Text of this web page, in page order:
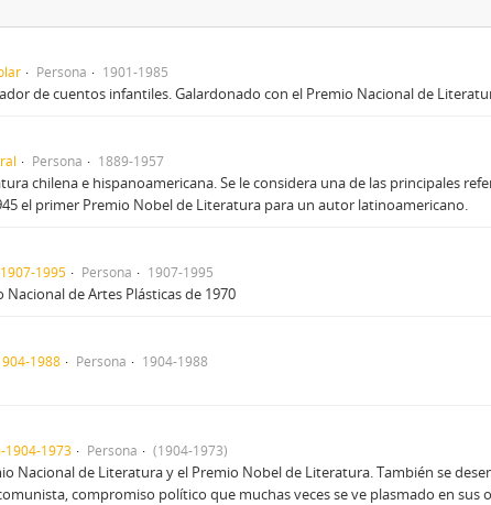
Persona 1901-1985
de cuentos infantiles. Galardonado con el Premio Nacional de
Persona 1889-1957
chilena e hispanoamericana. Se le considera una de las principales
el primer Premio Nobel de Literatura para un autor latinoamericano.
1995 Persona 1907-1995
de Artes Plásticas de 1970
1988 Persona 1904-1988
1904-1973 Persona (1904-1973)
Nacional de Literatura y el Premio Nobel de Literatura. También se
compromiso político que muchas veces se ve plasmado en sus